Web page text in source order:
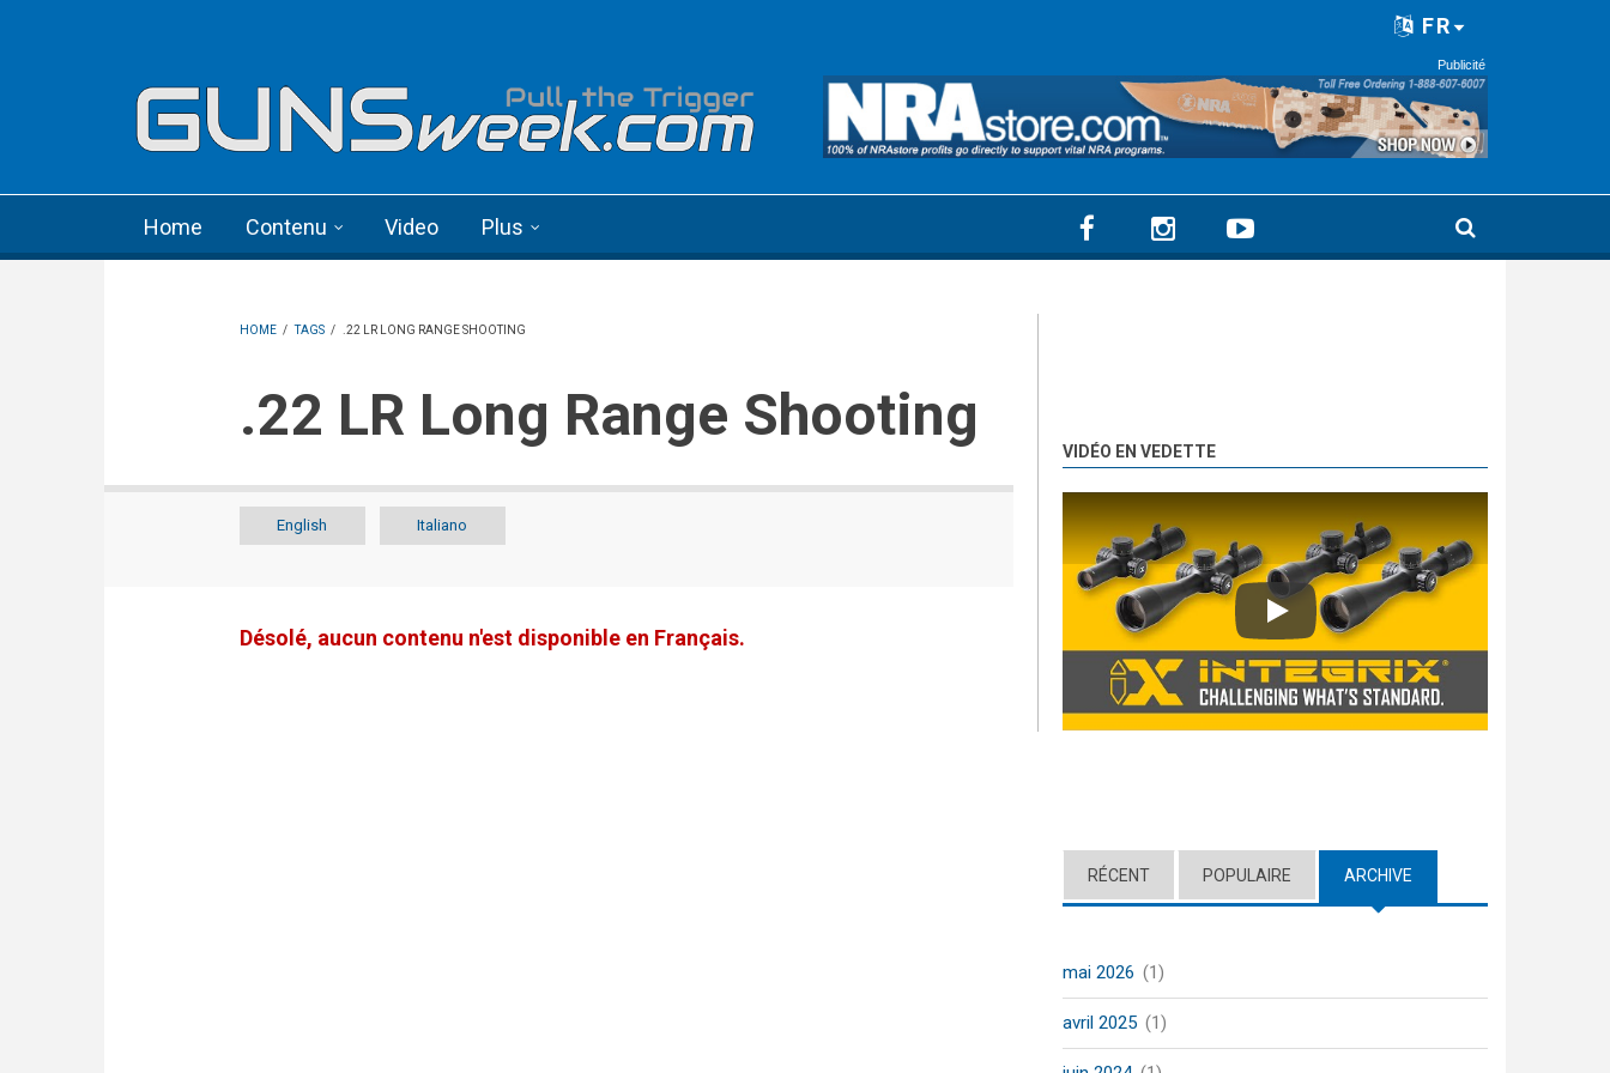
FR
Publicité
Home Contenu Video Plus
HOME / TAGS / .22 LR LONG RANGE SHOOTING
.22 LR Long Range Shooting
English Italiano
Désolé, aucun contenu n'est disponible en Français.
VIDÉO EN VEDETTE
Play
RÉCENT POPULAIRE ARCHIVE
mai 2026 (1)
avril 2025 (1)